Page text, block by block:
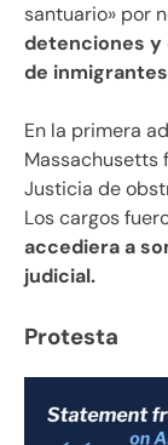
santuario» por
detenciones y
de
En la primera
Massachusetts
Justicia de
Los cargos
accediera a
judicial.
Protesta